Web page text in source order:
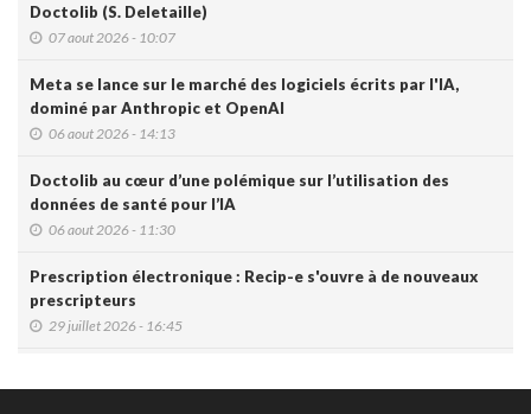
Doctolib (S. Deletaille)
07 aout 2026 - 10:07
Meta se lance sur le marché des logiciels écrits par l'IA,
dominé par Anthropic et OpenAI
06 aout 2026 - 14:13
Doctolib au cœur d’une polémique sur l’utilisation des
données de santé pour l’IA
06 aout 2026 - 11:30
Prescription électronique : Recip-e s'ouvre à de nouveaux
prescripteurs
29 juillet 2026 - 16:45